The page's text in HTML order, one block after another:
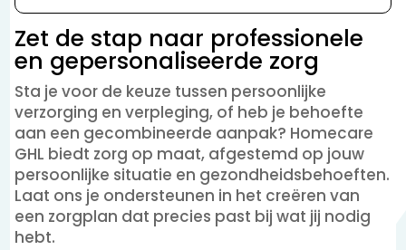
Zet de stap naar professionele
en gepersonaliseerde zorg
Sta je voor de keuze tussen persoonlijke
verzorging en verpleging, of heb je behoefte
aan een gecombineerde aanpak? Homecare
GHL biedt zorg op maat, afgestemd op jouw
persoonlijke situatie en gezondheidsbehoeften.
Laat ons je ondersteunen in het creëren van
een zorgplan dat precies past bij wat jij nodig
hebt.